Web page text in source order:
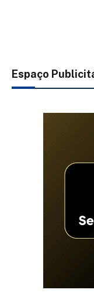
Espaço